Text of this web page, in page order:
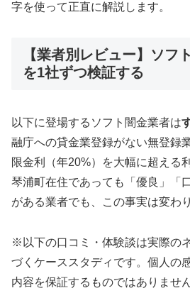
字を使って正直に解説します。
【業者別レビュー】ソフ
を1社ずつ検証する
以下に登場するソフト闇金業者は
融庁への貸金業登録がない無登録
限金利（年20%）を大幅に超える
琴浦町在住であっても「優良」「
がある業者でも、この事実は変わ
※以下の口コミ・体験談は実際の
づくケーススタディです。個人の
内容を保証するものではありません